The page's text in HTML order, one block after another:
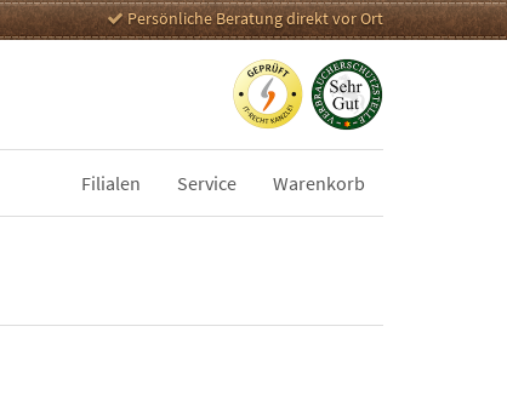
Persönliche Beratung direkt vor Ort
Filialen Service Warenkorb